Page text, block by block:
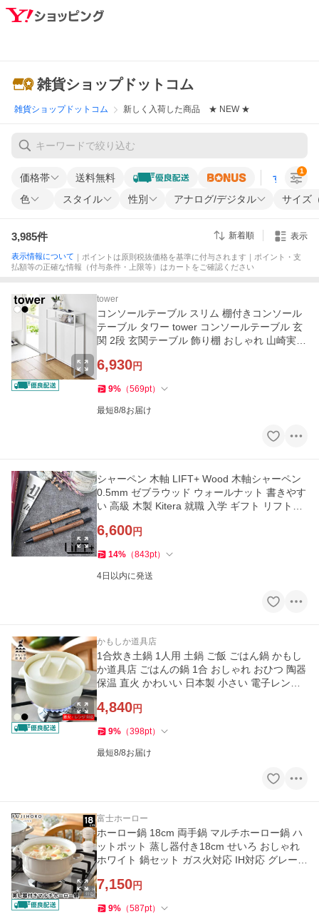
雑貨ショップドットコム
雑貨ショップドットコム 新しく入荷した商品 ★ NEW ★
価格帯 送料無料 すべての条
色 スタイル 性別 アナログ/デジタル サイズ
1
3,985件 新着順 表示
表示情報について ｜ポイントは原則税抜価格を基準に付与されます｜ポイント・支
払額等の正確な情報（付与条件・上限等）はカートをご確認ください
tower
コンソールテーブル スリム 棚付きコンソール
テーブル タワー tower コンソールテーブル 玄
関 2段 玄関テーブル 飾り棚 おしゃれ 山崎実業
6,930円
9% （569pt）
最短8/8お届け
シャーペン 木軸 LIFT+ Wood 木軸シャーペン
0.5mm ゼブラウッド ウォールナット 書きやす
い 高級 木製 Kitera 就職 入学 ギフト リフトプ
6,600円
14% （843pt）
4日以内に発送
かもしか道具店
1合炊き土鍋 1人用 土鍋 ご飯 ごはん鍋 かもし
か道具店 ごはんの鍋 1合 おしゃれ おひつ 陶器
保温 直火 かわいい 日本製 小さい 電子レンジ
4,840円
9% （398pt）
最短8/8お届け
富士ホーロー
ホーロー鍋 18cm 両手鍋 マルチホーロー鍋 ハ
ットポット 蒸し器付き18cm せいろ おしゃれ
ホワイト 鍋セット ガス火対応 IH対応 グレージ
7,150円
9% （587pt）